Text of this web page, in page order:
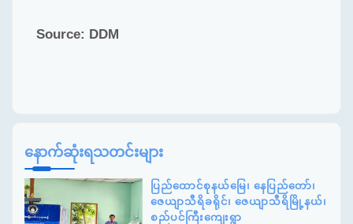
Source: DDM
နောက်ဆုံးရသတင်းများ
ပြည်ထောင်စုနယ်မြေ၊ နေပြည်တော်၊
ဇေယျာသီရိခရိုင်၊ ဇေယျာသီရိမြို့နယ်၊
စည်ပင်ကြီးကျေးရွာ